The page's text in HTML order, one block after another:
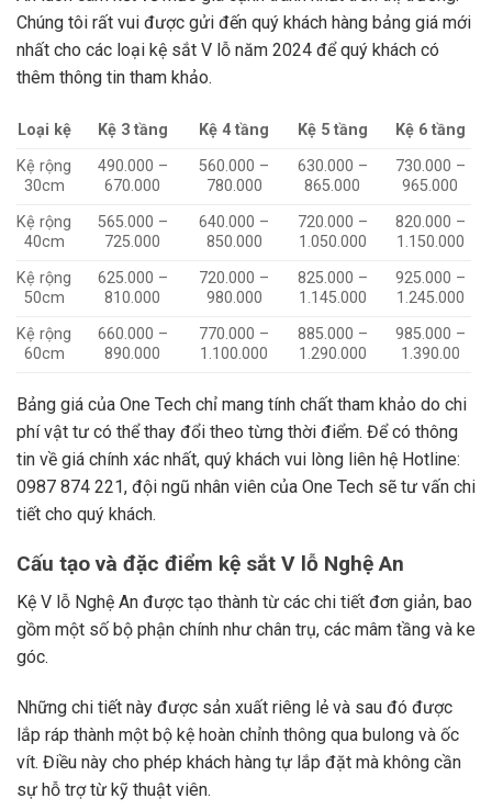
Chúng tôi rất vui được gửi đến quý khách hàng bảng giá mới
nhất cho các loại kệ sắt V lỗ năm 2024 để quý khách có
thêm thông tin tham khảo.
Loại kệ Kệ 3 tầng Kệ 4 tầng Kệ 5 tầng
Kệ 6 tầng
Kệ rộng
30cm
490.000 –
670.000
560.000 –
780.000
630.000 –
865.000
730.000 –
965.000
Kệ rộng
40cm
565.000 –
725.000
640.000 –
850.000
720.000 –
1.050.000
820.000 –
1.150.000
Kệ rộng
50cm
625.000 –
810.000
720.000 –
980.000
825.000 –
1.145.000
925.000 –
1.245.000
Kệ rộng
60cm
660.000 –
890.000
770.000 –
1.100.000
885.000 –
1.290.000
985.000 –
1.390.00
Bảng giá của One Tech chỉ mang tính chất tham khảo do chi
phí vật tư có thể thay đổi theo từng thời điểm. Để có thông
tin về giá chính xác nhất, quý khách vui lòng liên hệ Hotline:
0987 874 221, đội ngũ nhân viên của One Tech sẽ tư vấn chi
tiết cho quý khách.
Cấu tạo và đặc điểm kệ sắt V lỗ Nghệ An
Kệ V lỗ Nghệ An được tạo thành từ các chi tiết đơn giản, bao
gồm một số bộ phận chính như chân trụ, các mâm tầng và ke
góc.
Những chi tiết này được sản xuất riêng lẻ và sau đó được
lắp ráp thành một bộ kệ hoàn chỉnh thông qua bulong và ốc
vít. Điều này cho phép khách hàng tự lắp đặt mà không cần
sự hỗ trợ từ kỹ thuật viên.